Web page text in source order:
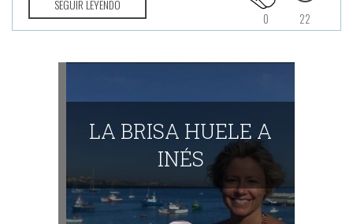
SEGUIR LEYENDO
22
0
LA BRISA HUELE A
INÉS